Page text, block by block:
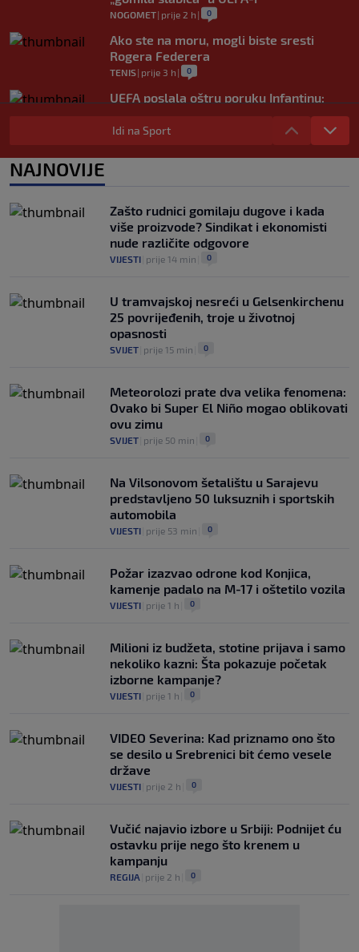
NOGOMET| prije 2 h | 0
Ako ste na moru, mogli biste sresti
Rogera Federera
TENIS| prije 3 h | 0
UEFA poslala oštru poruku Infantinu:
"Ništa se ne mijenja, bojkot Svjetskog
prvenstva i dalje je na snazi"
prvenstva
NOGOMET prije 4 h 0
Idi na Sport
NAJNOVIJE
Zašto rudnici gomilaju dugove i kada
više proizvode? Sindikat i ekonomisti
nude različite odgovore
VIJESTI prije 14 min 0
U tramvajskoj nesreći u Gelsenkirchenu
25 povrijeđenih, troje u životnoj
opasnosti
SVIJET prije 15 min 0
Meteorolozi prate dva velika fenomena:
Ovako bi Super El Niño mogao oblikovati
ovu zimu
SVIJET prije 50 min 0
Na Vilsonovom šetalištu u Sarajevu
predstavljeno 50 luksuznih i sportskih
automobila
VIJESTI prije 53 min 0
Požar izazvao odrone kod Konjica,
kamenje padalo na M-17 i oštetilo vozila
VIJESTI prije 1 h 0
Milioni iz budžeta, stotine prijava i samo
nekoliko kazni: Šta pokazuje početak
izborne kampanje?
VIJESTI prije 1 h 0
VIDEO Severina: Kad priznamo ono što
se desilo u Srebrenici bit ćemo vesele
države
VIJESTI prije 2 h 0
Vučić najavio izbore u Srbiji: Podnijet ću
ostavku prije nego što krenem u
kampanju
REGIJA prije 2 h 0